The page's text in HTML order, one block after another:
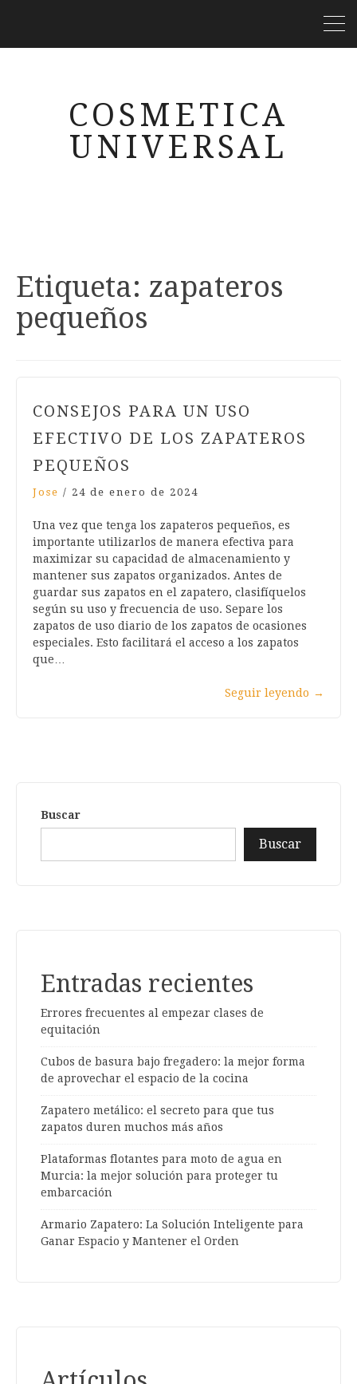
COSMETICA
UNIVERSAL
Etiqueta: zapateros
pequeños
CONSEJOS PARA UN USO
EFECTIVO DE LOS ZAPATEROS
PEQUEÑOS
Jose / 24 de enero de 2024
Una vez que tenga los zapateros pequeños, es
importante utilizarlos de manera efectiva para
maximizar su capacidad de almacenamiento y
mantener sus zapatos organizados. Antes de
guardar sus zapatos en el zapatero, clasifíquelos
según su uso y frecuencia de uso. Separe los
zapatos de uso diario de los zapatos de ocasiones
especiales. Esto facilitará el acceso a los zapatos
que…
Seguir leyendo →
Buscar
Buscar
Entradas recientes
Errores frecuentes al empezar clases de
equitación
Cubos de basura bajo fregadero: la mejor forma
de aprovechar el espacio de la cocina
Zapatero metálico: el secreto para que tus
zapatos duren muchos más años
Plataformas flotantes para moto de agua en
Murcia: la mejor solución para proteger tu
embarcación
Armario Zapatero: La Solución Inteligente para
Ganar Espacio y Mantener el Orden